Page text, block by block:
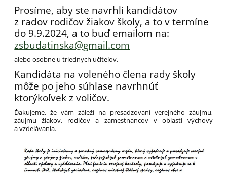
Prosíme, aby ste navrhli kandidátov
z radov rodičov žiakov školy, a to v termíne
do 9.9.2024, a to buď emailom na:
zsbudatinska@gmail.com
alebo osobne u triednych učiteľov.
Kandidáta na voleného člena rady školy
môže po jeho súhlase navrhnúť
ktorýkoľvek z voličov.
Ďakujeme, že vám záleží na presadzovaní verejného záujmu,
záujmu žiakov, rodičov a zamestnancov v oblasti výchovy
a vzdelávania.